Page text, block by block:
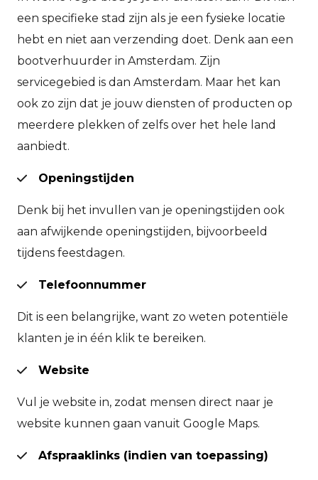
een specifieke stad zijn als je een fysieke locatie
hebt en niet aan verzending doet. Denk aan een
bootverhuurder in Amsterdam. Zijn
servicegebied is dan Amsterdam. Maar het kan
ook zo zijn dat je jouw diensten of producten op
meerdere plekken of zelfs over het hele land
aanbiedt.
Openingstijden
Denk bij het invullen van je openingstijden ook
aan afwijkende openingstijden, bijvoorbeeld
tijdens feestdagen.
Telefoonnummer
Dit is een belangrijke, want zo weten potentiële
klanten je in één klik te bereiken.
Website
Vul je website in, zodat mensen direct naar je
website kunnen gaan vanuit Google Maps.
Afspraaklinks (indien van toepassing)